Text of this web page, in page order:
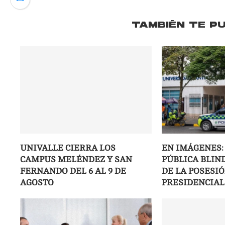
TAMBIÉN TE
UNIVALLE CIERRA LOS
CAMPUS MELÉNDEZ Y SAN
FERNANDO DEL 6 AL 9 DE
AGOSTO
EN
PÚBLICA
DE LA
PRESIDENCIAL